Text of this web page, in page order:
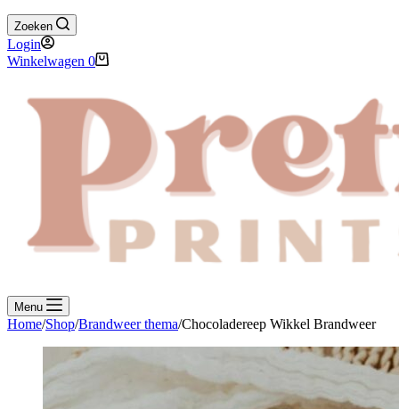
Zoeken
Login
Winkelwagen 0
Menu
Home/Shop/Brandweer thema/Chocoladereep Wikkel Brandweer